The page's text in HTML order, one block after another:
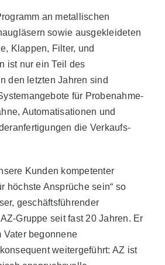
an metallischen
sowie ausgekleideten
Klappen, Filter, und
ist nur ein Teil des
den letzten Jahren sind
für Probenahme-
Automatisationen und
die Verkaufs-
Kunden kompetenter
höchste Ansprüche sein“ so
geschäftsführender
Gruppe seit fast 20 Jahren. Er
Vater begonnene
weitergeführt: AZ ist